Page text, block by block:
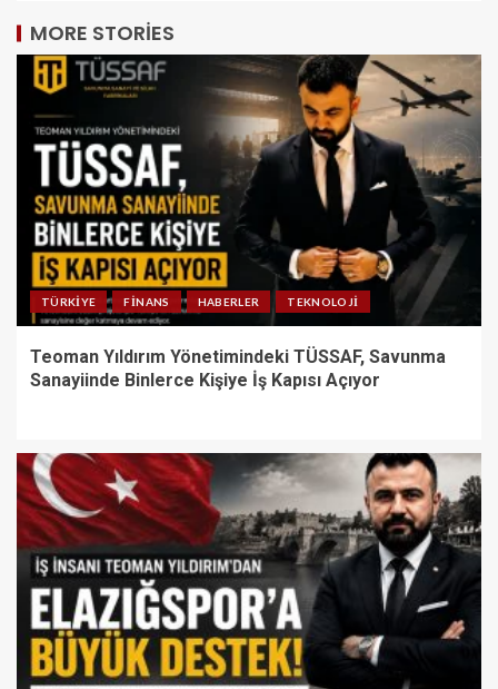
MORE STORIES
TÜRKIYE FINANS HABERLER TEKNOLOJI
Teoman Yıldırım Yönetimindeki TÜSSAF, Savunma
Sanayiinde Binlerce Kişiye İş Kapısı Açıyor